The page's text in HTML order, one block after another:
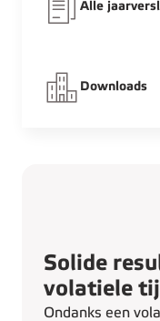
Alle
Downloads
Solide
volatiele
Ondanks een